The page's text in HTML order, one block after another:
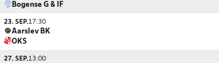
Bogense G & IF
23. SEP.17:30
Aarslev BK
OKS
27. SEP.13:00